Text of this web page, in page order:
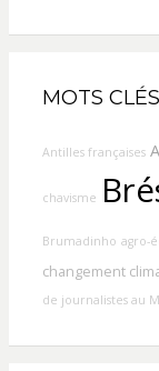
MOTS
Antilles françaises
chavisme
Brumadinho agro-
changement
de journalistes au